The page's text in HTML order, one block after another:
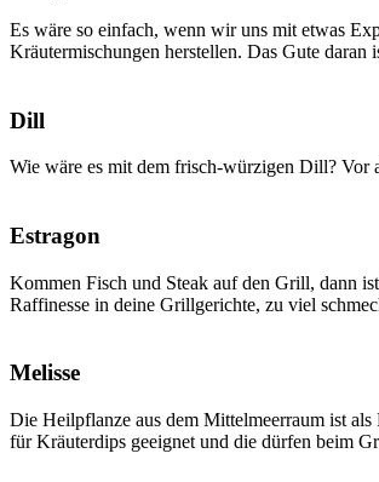
Es wäre so einfach, wenn wir uns mit etwas
Kräutermischungen herstellen. Das Gute
Dill
Wie wäre es mit dem frisch-würzigen Dill? Vor
Estragon
Kommen Fisch und Steak auf den Grill, dann
Raffinesse in deine Grillgerichte, zu viel
Melisse
Die Heilpflanze aus dem Mittelmeerraum ist
für Kräuterdips geeignet und die dürfen beim